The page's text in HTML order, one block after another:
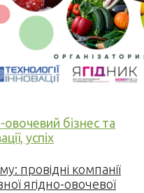
бізнес та
успіх
провідні компанії
ягідно-овочевої